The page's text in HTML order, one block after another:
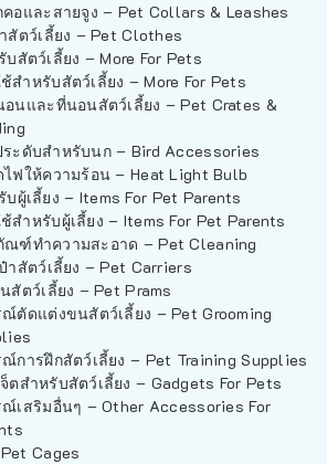
อและสายจูง – Pet Collars & Leashes
สัตว์เลี้ยง – Pet Clothes
สัตว์เลี้ยง – More For Pets
สำหรับสัตว์เลี้ยง – More For Pets
นและที่นอนสัตว์เลี้ยง – Pet Crates &
ะดับสำหรับนก – Bird Accessories
ฟให้ความร้อน – Heat Light Bulb
ผู้เลี้ยง – Items For Pet Parents
สำหรับผู้เลี้ยง – Items For Pet Parents
ณฑ์ทำความสะอาด – Pet Cleaning
าสัตว์เลี้ยง – Pet Carriers
สัตว์เลี้ยง – Pet Prams
ตัดแต่งขนสัตว์เลี้ยง – Pet Grooming
การฝึกสัตว์เลี้ยง – Pet Training Supplies
ตสำหรับสัตว์เลี้ยง – Gadgets For Pets
เสริมอื่นๆ – Other Accessories For
Cages